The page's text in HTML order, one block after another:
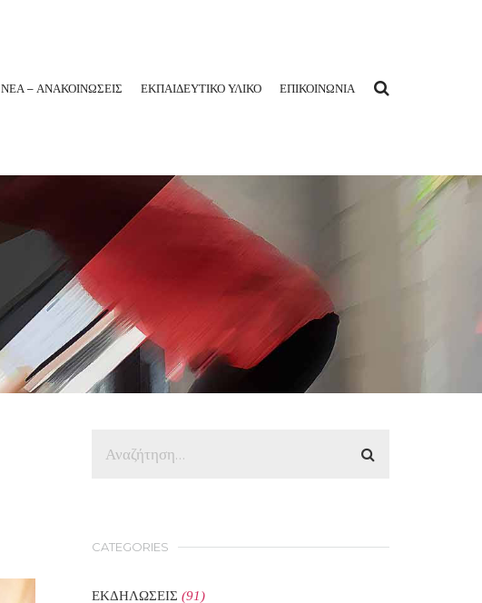
ΝΕΑ – ΑΝΑΚΟΙΝΩΣΕΙΣ ΕΚΠΑΙΔΕΥΤΙΚΟ ΥΛΙΚΟ ΕΠΙΚΟΙΝΩΝΙΑ
CATEGORIES
ΕΚΔΗΛΩΣΕΙΣ (91)